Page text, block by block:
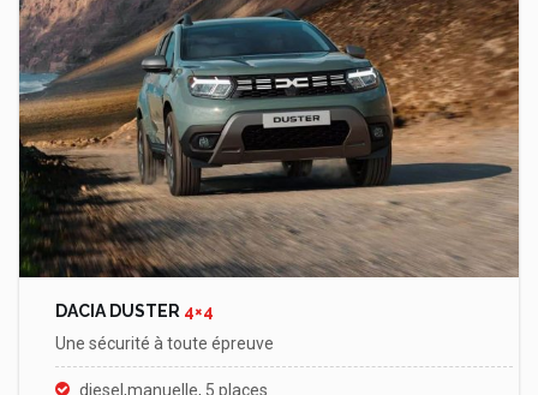
DACIA DUSTER 4×4
Une sécurité à toute épreuve
diesel,manuelle, 5 places